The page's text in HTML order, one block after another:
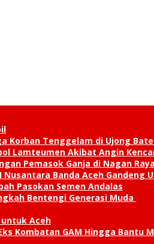
Korban Tenggelam di Ujong
Lamteumen Akibat Angin
Pemasok Ganja di Nagan Raya
Banda Aceh Gandeng
Pasokan Semen Andalas
Bentengi Generasi Muda
Aceh
Kombatan GAM Hingga Bantu